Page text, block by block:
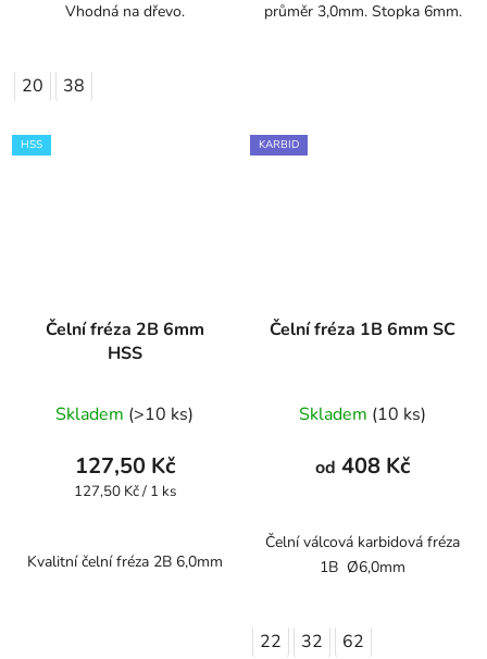
5
Vhodná na dřevo.
20 38
průměr 3,0mm. Stopka 6mm.
HSS
Čelní fréza 2B 6mm
HSS
Skladem (>10 ks)
127,50 Kč
Měrná
127,50 Kč / 1 ks
Kvalitní čelní fréza 2B 6,0mm
KARBID
Čelní fréza 1B 6mm SC
Skladem (10 ks)
od 408 Kč
Čelní válcová karbidová fréza
1B Ø6,0mm
22 32 62